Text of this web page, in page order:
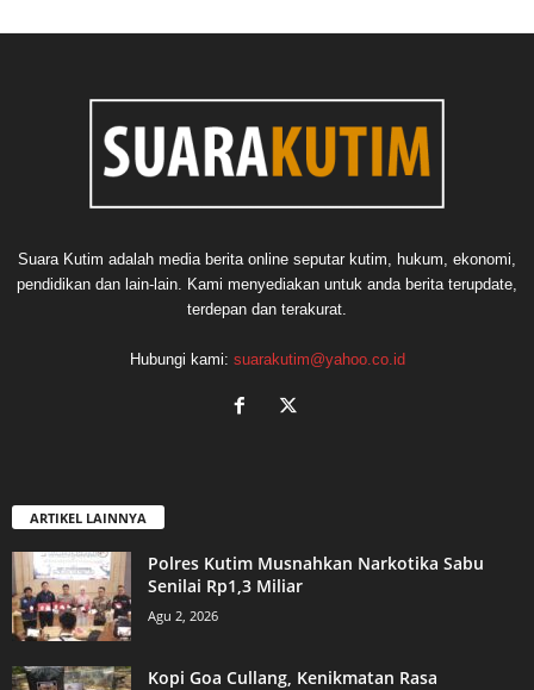
Suara Kutim adalah media berita online seputar kutim, hukum, ekonomi,
pendidikan dan lain-lain. Kami menyediakan untuk anda berita terupdate,
terdepan dan terakurat.
Hubungi kami: suarakutim@yahoo.co.id
ARTIKEL LAINNYA
Polres Kutim Musnahkan Narkotika Sabu
Senilai Rp1,3 Miliar
Agu 2, 2026
Kopi Goa Cullang, Kenikmatan Rasa